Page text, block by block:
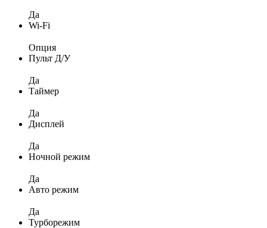
Да
Wi-Fi
Опция
Пульт Д/У
Да
Таймер
Да
Дисплей
Да
Ночной режим
Да
Авто режим
Да
Турборежим